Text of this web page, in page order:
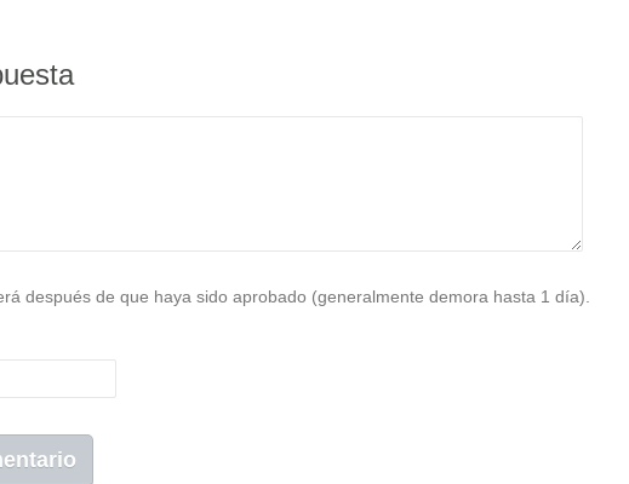
después de que haya sido aprobado (generalmente demora hasta 1 día).